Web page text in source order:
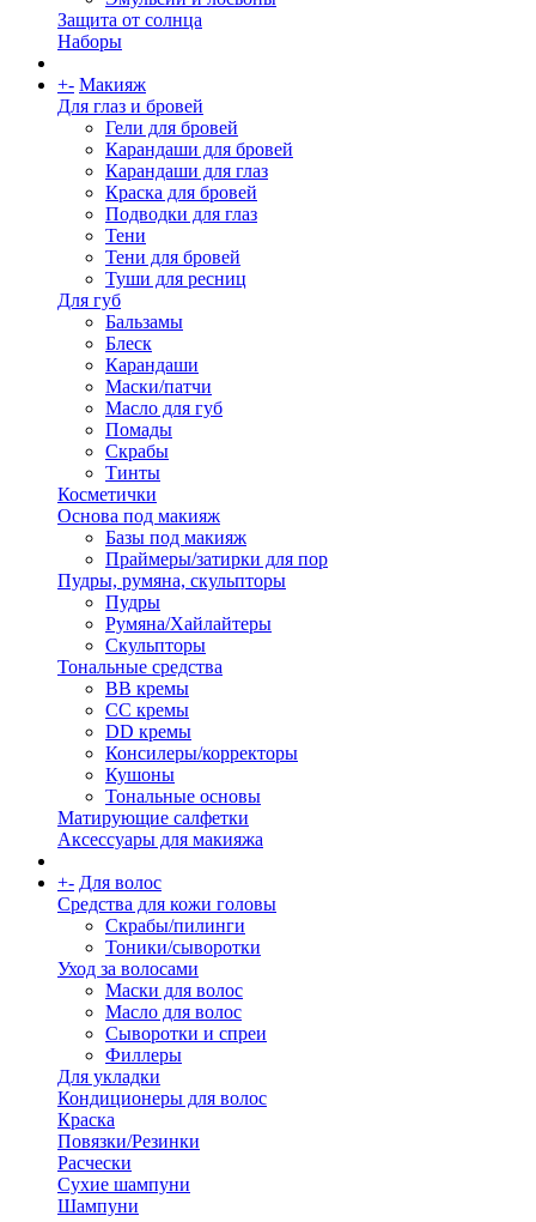
Защита от солнца
Наборы
+- Макияж
Для глаз и бровей
Гели для бровей
Карандаши для бровей
Карандаши для глаз
Краска для бровей
Подводки для глаз
Тени
Тени для бровей
Туши для ресниц
Для губ
Бальзамы
Блеск
Карандаши
Маски/патчи
Масло для губ
Помады
Скрабы
Тинты
Косметички
Основа под макияж
Базы под макияж
Праймеры/затирки для пор
Пудры, румяна, скульпторы
Пудры
Румяна/Хайлайтеры
Скульпторы
Тональные средства
BB кремы
CC кремы
DD кремы
Консилеры/корректоры
Кушоны
Тональные основы
Матирующие салфетки
Аксессуары для макияжа
+- Для волос
Средства для кожи головы
Скрабы/пилинги
Тоники/сыворотки
Уход за волосами
Маски для волос
Масло для волос
Сыворотки и спреи
Филлеры
Для укладки
Кондиционеры для волос
Краска
Повязки/Резинки
Расчески
Сухие шампуни
Шампуни